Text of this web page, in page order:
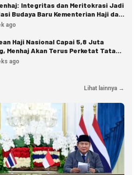
Integritas dan Meritokrasi Jadi
Budaya Baru Kementerian Haji dan
ago
Haji Nasional Capai 5,8 Juta
Menhaj Akan Terus Perketat Tata
ago
Lihat lainnya →